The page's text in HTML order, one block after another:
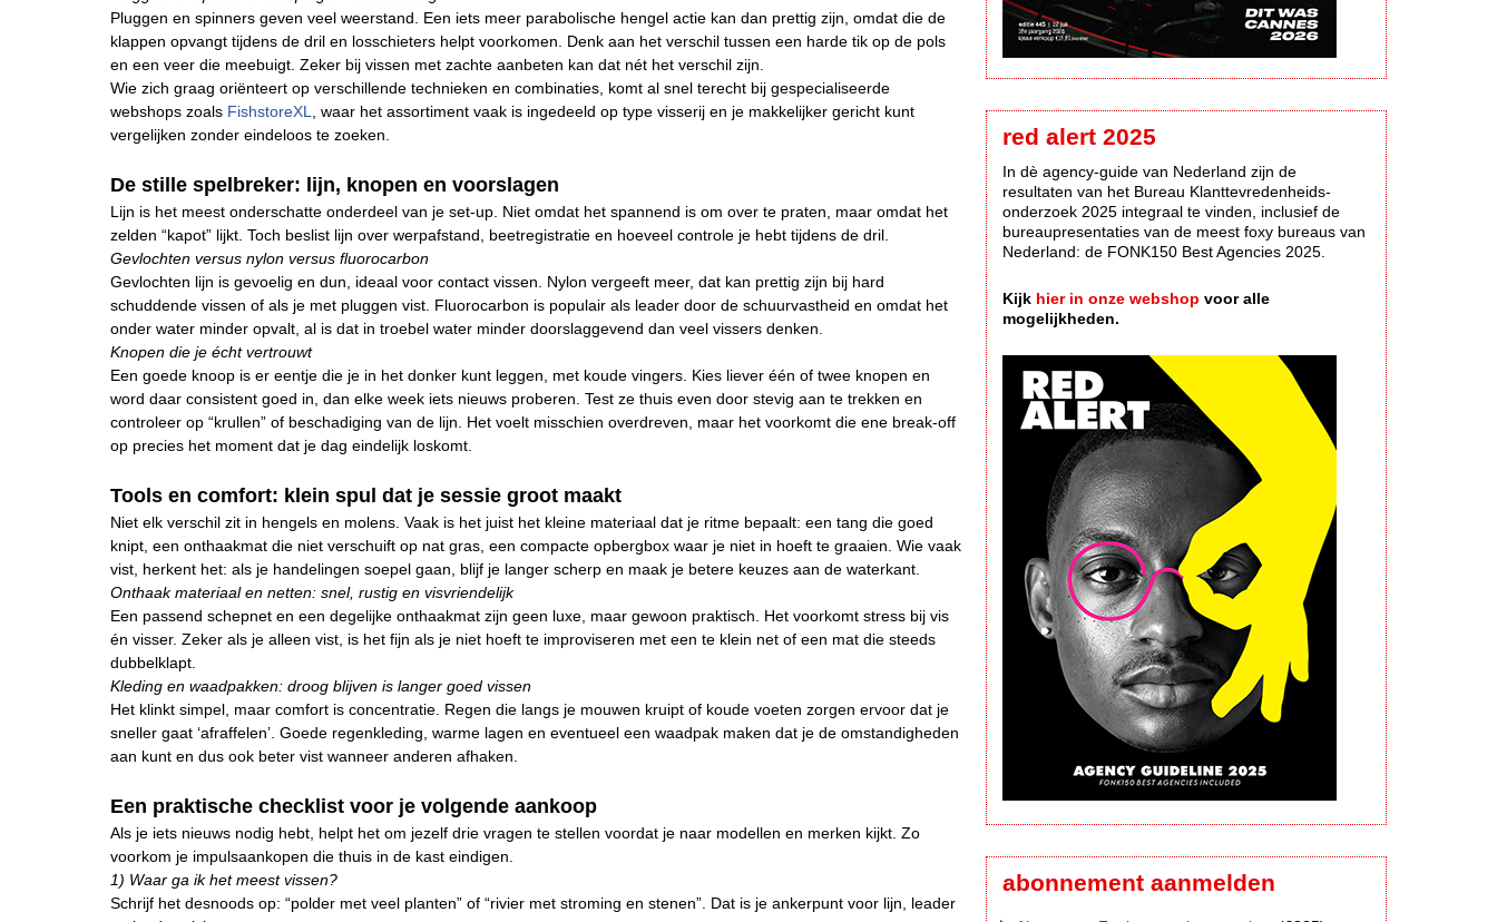
Pluggen en spinners geven veel weerstand. Een iets meer parabolische hengel actie kan dan prettig zijn, omdat die de
klappen opvangt tijdens de dril en losschieters helpt voorkomen. Denk aan het verschil tussen een harde tik op de pols
en een veer die meebuigt. Zeker bij vissen met zachte aanbeten kan dat nét het verschil zijn.
Wie zich graag oriënteert op verschillende technieken en combinaties, komt al snel terecht bij gespecialiseerde
webshops zoals FishstoreXL, waar het assortiment vaak is ingedeeld op type visserij en je makkelijker gericht kunt
vergelijken zonder eindeloos te zoeken.
De stille spelbreker: lijn, knopen en voorslagen
Lijn is het meest onderschatte onderdeel van je set-up. Niet omdat het spannend is om over te praten, maar omdat het
zelden “kapot” lijkt. Toch beslist lijn over werpafstand, beetregistratie en hoeveel controle je hebt tijdens de dril.
Gevlochten versus nylon versus fluorocarbon
Gevlochten lijn is gevoelig en dun, ideaal voor contact vissen. Nylon vergeeft meer, dat kan prettig zijn bij hard
schuddende vissen of als je met pluggen vist. Fluorocarbon is populair als leader door de schuurvastheid en omdat het
onder water minder opvalt, al is dat in troebel water minder doorslaggevend dan veel vissers denken.
Knopen die je écht vertrouwt
Een goede knoop is er eentje die je in het donker kunt leggen, met koude vingers. Kies liever één of twee knopen en
word daar consistent goed in, dan elke week iets nieuws proberen. Test ze thuis even door stevig aan te trekken en
controleer op “krullen” of beschadiging van de lijn. Het voelt misschien overdreven, maar het voorkomt die ene break-off
op precies het moment dat je dag eindelijk loskomt.
Tools en comfort: klein spul dat je sessie groot maakt
Niet elk verschil zit in hengels en molens. Vaak is het juist het kleine materiaal dat je ritme bepaalt: een tang die goed
knipt, een onthaakmat die niet verschuift op nat gras, een compacte opbergbox waar je niet in hoeft te graaien. Wie vaak
vist, herkent het: als je handelingen soepel gaan, blijf je langer scherp en maak je betere keuzes aan de waterkant.
Onthaak materiaal en netten: snel, rustig en visvriendelijk
Een passend schepnet en een degelijke onthaakmat zijn geen luxe, maar gewoon praktisch. Het voorkomt stress bij vis
én visser. Zeker als je alleen vist, is het fijn als je niet hoeft te improviseren met een te klein net of een mat die steeds
dubbelklapt.
Kleding en waadpakken: droog blijven is langer goed vissen
Het klinkt simpel, maar comfort is concentratie. Regen die langs je mouwen kruipt of koude voeten zorgen ervoor dat je
sneller gaat ‘afraffelen’. Goede regenkleding, warme lagen en eventueel een waadpak maken dat je de omstandigheden
aan kunt en dus ook beter vist wanneer anderen afhaken.
Een praktische checklist voor je volgende aankoop
Als je iets nieuws nodig hebt, helpt het om jezelf drie vragen te stellen voordat je naar modellen en merken kijkt. Zo
voorkom je impulsaankopen die thuis in de kast eindigen.
1) Waar ga ik het meest vissen?
Schrijf het desnoods op: “polder met veel planten” of “rivier met stroming en stenen”. Dat is je ankerpunt voor lijn, leader
red alert 2025
In dè agency-guide van Nederland zijn de
resultaten van het Bureau Klanttevredenheids-
onderzoek 2025 integraal te vinden, inclusief de
bureaupresentaties van de meest foxy bureaus van
Nederland: de FONK150 Best Agencies 2025.
Kijk hier in onze webshop voor alle
mogelijkheden.
abonnement aanmelden